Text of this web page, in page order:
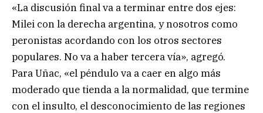
«La discusión final va a terminar entre dos ejes:
Milei con la derecha argentina, y nosotros como
peronistas acordando con los otros sectores
populares. No va a haber tercera vía», agregó.
Para Uñac, «el péndulo va a caer en algo más
moderado que tienda a la normalidad, que termine
con el insulto, el desconocimiento de las regiones